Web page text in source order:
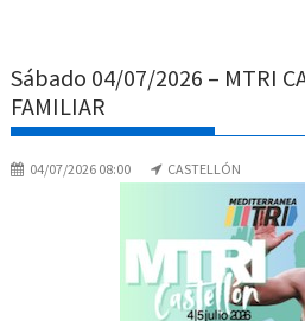
Sábado 04/07/2026 – MTRI
FAMILIAR
04/07/2026 08:00 CASTELLÓN